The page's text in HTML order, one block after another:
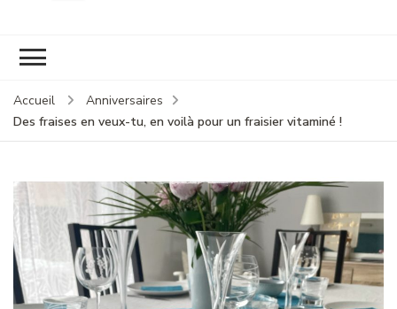
Accueil
Anniversaires
Des fraises en veux-tu, en voilà pour un fraisier vitaminé !